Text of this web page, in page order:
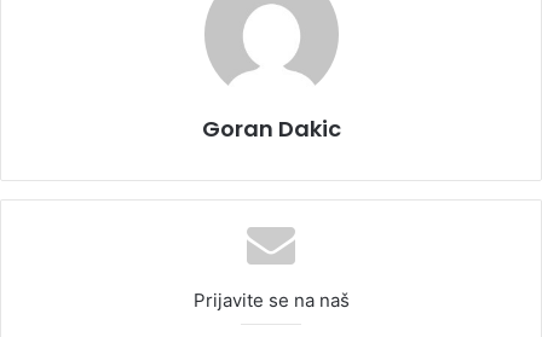
Goran Dakic
Prijavite se na naš